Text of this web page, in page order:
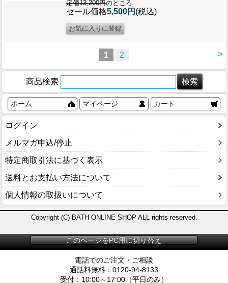
定価13,200円のところ
セール価格5,500円 (税込)
>
1 2
商品検索
ホーム マイページ カート
ログイン
メルマガ申込/停止
特定商取引法に基づく表示
送料とお支払い方法について
個人情報の取扱いについて
Copyright (C) BATH ONLINE SHOP ALL rights reserved.
電話でのご注文・ご相談
通話料無料：0120-94-8133
受付：10:00～17:00（平日のみ）
このページをPC用に切り替え